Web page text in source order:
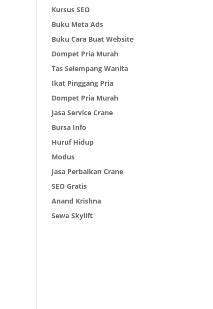
Kursus SEO
Buku Meta Ads
Buku Cara Buat Website
Dompet Pria Murah
Tas Selempang Wanita
Ikat Pinggang Pria
Dompet Pria Murah
Jasa Service Crane
Bursa Info
Huruf Hidup
Modus
Jasa Perbaikan Crane
SEO Gratis
Anand Krishna
Sewa Skylift